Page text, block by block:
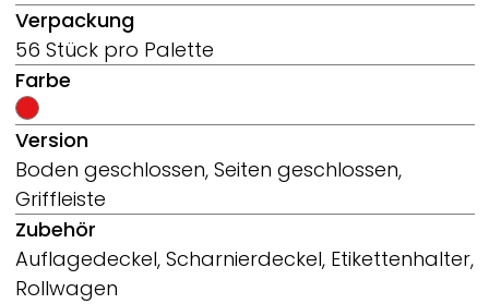
Verpackung
56 Stück pro Palette
Farbe
Version
Boden geschlossen, Seiten geschlossen,
Griffleiste
Zubehör
Auflagedeckel, Scharnierdeckel, Etikettenhalter,
Rollwagen